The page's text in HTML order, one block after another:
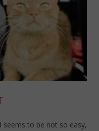
seems to be not so easy,